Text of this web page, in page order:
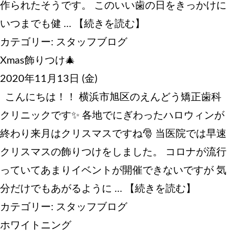
作られたそうです。 このいい歯の日をきっかけに
いつまでも健 …
【続きを読む】
カテゴリー: スタッフブログ
Xmas飾りつけ🎄
2020年11月13日 (金)
こんにちは！！ 横浜市旭区のえんどう矯正歯科
クリニックです✨ 各地でにぎわったハロウィンが
終わり来月はクリスマスですね🎅 当医院では早速
クリスマスの飾りつけをしました。 コロナが流行
っていてあまりイベントが開催できないですが 気
分だけでもあがるように …
【続きを読む】
カテゴリー: スタッフブログ
ホワイトニング